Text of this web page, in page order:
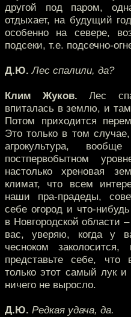
другой под паром,
отдыхает, на будущий
особенно на севере,
подсеки, т.е. подсечно-
Д.Ю. Лес спалили, да?
Клим Жуков. Лес
впиталась в землю, и
Потом приходится
Это только в том
агрокультура,
постпервобытном
настолько хреновая
климат, что всем
наши пра-прадеды,
себе огород и что-
в Новгородской области
вас, уверяю, когда у
чесноком
представьте себе,
только этот самый лук
ничего не выросло.
Д.Ю. Редкая удача, да.